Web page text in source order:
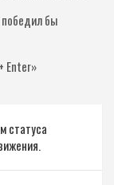
победил бы
Enter»
статуса